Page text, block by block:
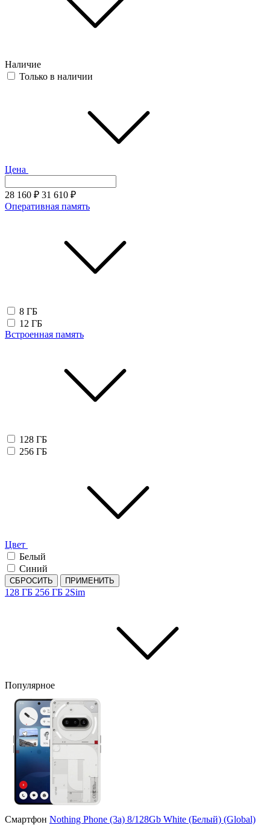
Наличие
Только в наличии
Цена
28 160 ₽ 31 610 ₽
Оперативная память
8 ГБ
12 ГБ
Встроенная память
128 ГБ
256 ГБ
Цвет
Белый
Синий
СБРОСИТЬ ПРИМЕНИТЬ
128 ГБ 256 ГБ 2Sim
Популярное
Смартфон Nothing Phone (3a) 8/128Gb White (Белый) (Global)